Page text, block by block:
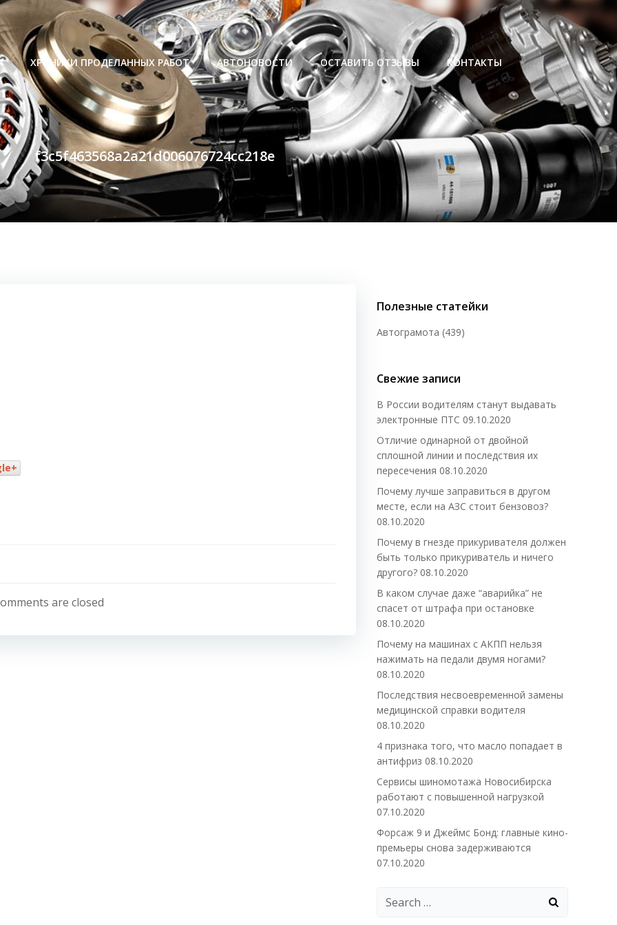
ХРОНИКИ ПРОДЕЛАННЫХ РАБОТ АВТОНОВОСТИ ОСТАВИТЬ ОТЗЫВЫ КОНТАКТЫ
f3c5f463568a2a21d006076724cc218e
are closed
Полезные статейки
Автограмота (439)
Свежие записи
В России водителям станут выдавать
электронные ПТС 09.10.2020
Отличие одинарной от двойной
сплошной линии и последствия их
пересечения 08.10.2020
Почему лучше заправиться в другом
месте, если на АЗС стоит бензовоз?
08.10.2020
Почему в гнезде прикуривателя должен
быть только прикуриватель и ничего
другого? 08.10.2020
В каком случае даже “аварийка” не
спасет от штрафа при остановке
08.10.2020
Почему на машинах с АКПП нельзя
нажимать на педали двумя ногами?
08.10.2020
Последствия несвоевременной замены
медицинской справки водителя
08.10.2020
4 признака того, что масло попадает в
антифриз 08.10.2020
Сервисы шиномотажа Новосибирска
работают с повышенной нагрузкой
07.10.2020
Форсаж 9 и Джеймс Бонд: главные кино-
премьеры снова задерживаются
07.10.2020
Search